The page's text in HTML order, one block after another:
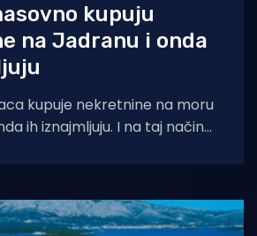
kupuju
na Jadranu i onda
kupuje nekretnine na moru
ih iznajmljuju. I na taj način